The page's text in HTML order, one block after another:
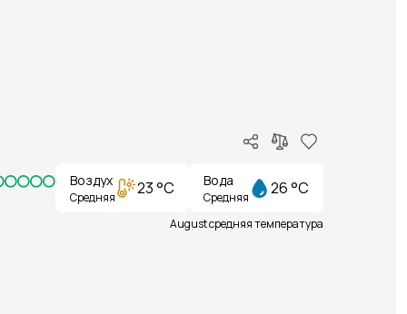
Воздух
Средняя 23 °C Вода
Средняя 26 °C
August средняя температура